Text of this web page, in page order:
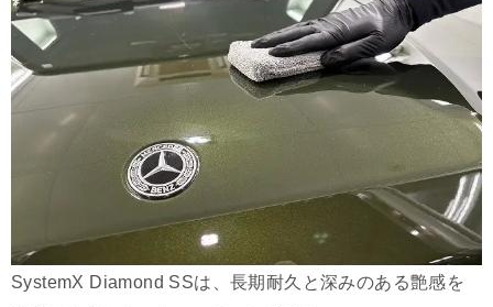
SystemX Diamond SSは、長期耐久と深みのある艶感を